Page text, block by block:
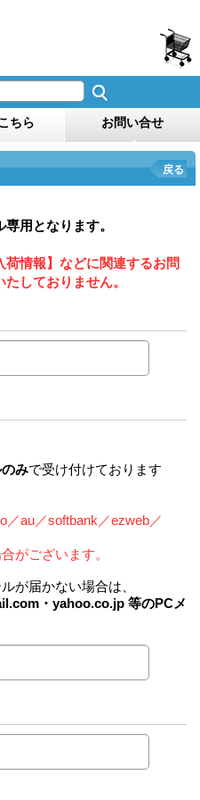
ちら お問い合せ
戻る
用となります。
荷情報】などに関連するお問
しておりません。
のみで受け付けております
au／softbank／ezweb／
がございます。
が届かない場合は、
・yahoo.co.jp 等のPCメ